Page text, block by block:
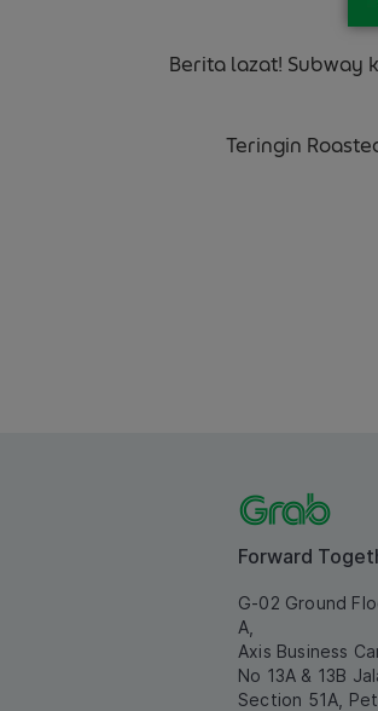
Berita lazat! Subway
Teringin
Forward
G-02 Ground
A,
Axis Business
No 13A & 13B
Section 51A,